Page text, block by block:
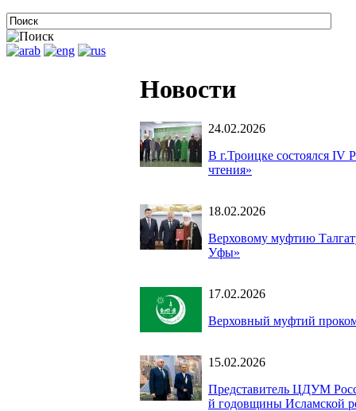
Новости
24.02.2026
В г.Троицке состоялся IV
чтения»
18.02.2026
Верховому муфтию
Уфы»
17.02.2026
Верховный муфтий
15.02.2026
Представитель ЦДУМ
й годовщины Исламской